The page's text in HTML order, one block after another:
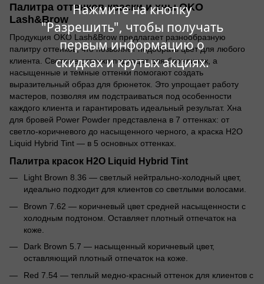
Нажмите на кнопку
"Разрешить", чтобы получать
первым информацию о
скидках и крутых акциях.
Палитра оттенков краски и хны OKO
Lash&Brow
Продукция OKO Lash&Brow предлагает разнообразную
палитру оттенков, что позволяет подобрать цвет для любого
клиента. Светлые оттенки подходят для блондинок, а
насыщенные и темные оттенки помогают создать
выразительный образ для брюнеток. Это упрощает работу
мастеров, позволяя им подстраиваться под особенности
каждого клиента и гарантировать идеальный результат. Хна
для бровей Power Powder представлена в 7 оттенках: от
светло-коричневого до насыщенного черного, а краска H2O
Liquid Hybrid Tint — в 5 основных оттенках.
Палитра красок H2O Liquid Hybrid Tint
Light Brown 8.36 — светлый нейтрально-холодный цвет,
идеально подходит для клиентов со светлыми волосами.
Brown 7.62 — коричневый цвет средней насыщенности с
холодным подтоном. Оставляет плотный отпечаток на
коже.
Dark Brown 5.7 — насыщенный коричневый цвет,
оставляющий плотный отпечаток на коже.
Red 7.54 — теплый медно-красный оттенок для клиентов с